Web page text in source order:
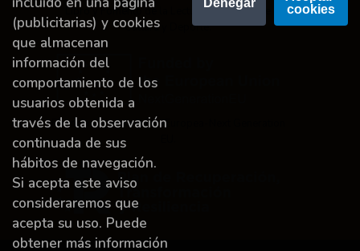
Libro y Fomento de la Lectura, Ministerio de
Cultura y Deporte.
Financiado por la Unión Europea-Next Generation
(publicitarias) y cookies
que almacenan
información del
comportamiento de los
usuarios obtenida a
través de la observación
continuada de sus
hábitos de navegación.
Si acepta este aviso
consideraremos que
acepta su uso. Puede
obtener más información
cookies